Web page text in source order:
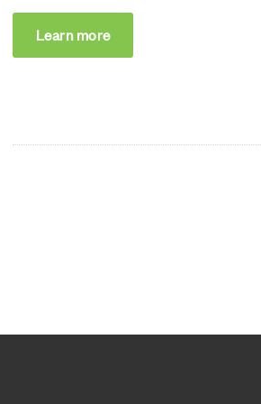
Learn more